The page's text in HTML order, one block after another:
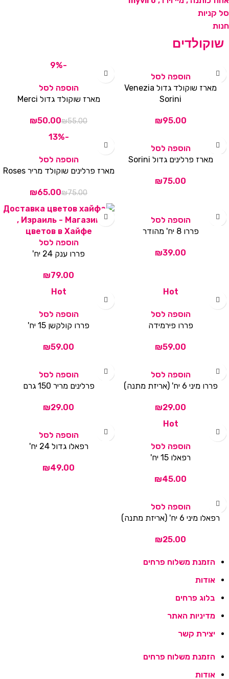
סל קניות
חנות
שוקולדים
הוספה לסל
מארז שוקולד גדול Venezia
Sorini
₪
-9%
הוספה לסל
מארז שוקולד גדול Merci
₪55.00
₪50.00
הוספה לסל
מארז פרלינים גדול Sorini
₪
-13%
הוספה לסל
מארז פרלינים שוקולד מריר Roses
₪75.00
₪65.00
הוספה לסל
פררו 8 יח' מהודר
₪
הוספה לסל
פררו ענק 24 יח'
₪
Hot
הוספה לסל
פררו פירמידה
₪
Hot
הוספה לסל
פררו קולקשן 15 יח'
₪
הוספה לסל
פררו מיני 6 יח' (אריזת מתנה)
₪
הוספה לסל
פרלינים מריר 150 גרם
₪
Hot
הוספה לסל
רפאלו 15 יח'
₪
הוספה לסל
רפאלו גדול 24 יח'
₪
הוספה לסל
רפאלו מיני 6 יח' (אריזת מתנה)
₪
הזמנת משלוח פרחים
אודות
בלוג פרחים
מדיניות האתר
יצירת קשר
הזמנת משלוח פרחים
אודות